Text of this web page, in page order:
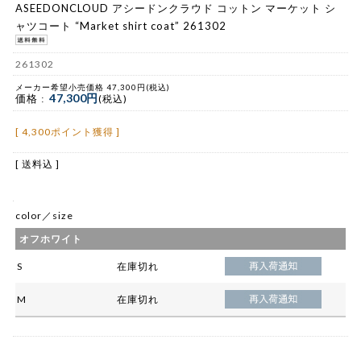
ASEEDONCLOUD アシードンクラウド コットン マーケット シ
ャツコート “Market shirt coat” 261302
261302
メーカー希望小売価格 47,300円(税込)
価格 : 47,300円(税込)
[ 4,300ポイント獲得 ]
[ 送料込 ]
color／size
オフホワイト
S 在庫切れ
M 在庫切れ